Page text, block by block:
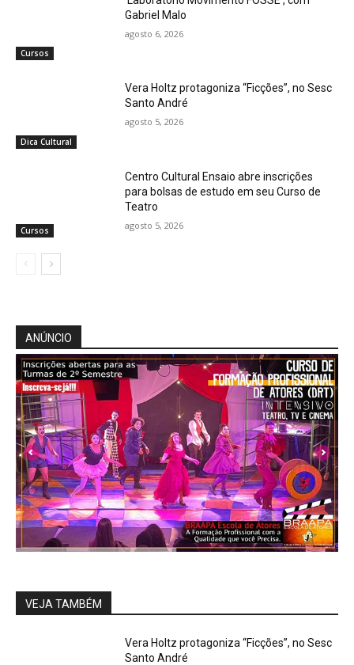
Cursos
Gabriel Malo
agosto 6, 2026
Dica Cultural
Vera Holtz protagoniza “Ficções”, no Sesc
Santo André
agosto 5, 2026
Cursos
Centro Cultural Ensaio abre inscrições
para bolsas de estudo em seu Curso de
Teatro
agosto 5, 2026
ANÚNCIO
VEJA TAMBÉM
Vera Holtz protagoniza “Ficções”, no Sesc
Santo André